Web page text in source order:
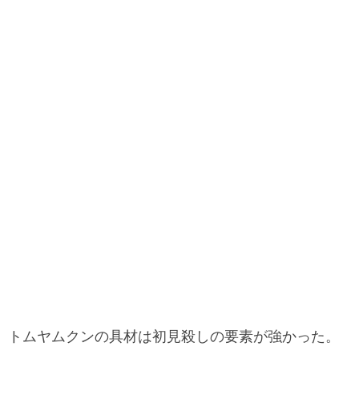
トムヤムクンの具材は初見殺しの要素が強かった。